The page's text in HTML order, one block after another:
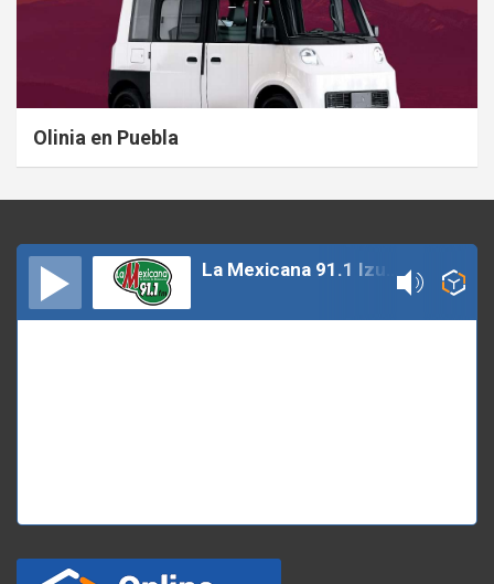
Olinia en Puebla